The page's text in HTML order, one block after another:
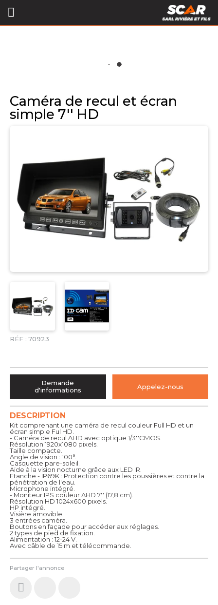
Caméra de recul et écran
simple 7'' HD
RÉF : 70923
Partager l'annonce
DESCRIPTION
Kit comprenant une caméra de recul couleur Full HD et un
écran simple Ful HD.
- Caméra de recul AHD avec optique 1/3''CMOS.
Résolution 1920x1080 pixels.
Taille compacte.
Angle de vision : 100°.
Casquette pare-soleil.
Aide à la vision nocturne grâce aux LED IR.
Etanche - IP69K : Protection contre les poussières et contre la
pénétration de l'eau.
Microphone intégré.
- Moniteur IPS couleur AHD 7'' (17,8 cm).
Résolution HD 1024x600 pixels.
HP intégré.
Visière amovible.
3 entrées caméra.
Boutons en façade pour accéder aux réglages.
2 types de pied de fixation.
Alimentation : 12-24 V.
Avec câble de 15 m et télécommande.
Demande
d'informations
Appelez-nous